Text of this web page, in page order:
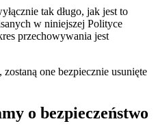
tak długo, jak jest to
w niniejszej Polityce
przechowywania jest
one bezpiecznie usunięte
o bezpieczeństwo